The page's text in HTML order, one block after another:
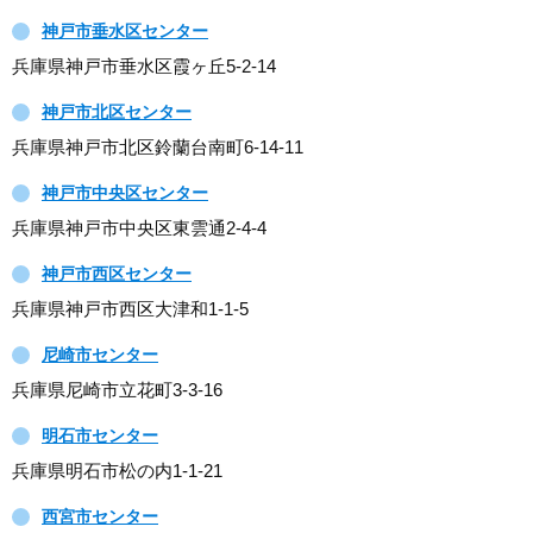
神戸市垂水区センター
兵庫県神戸市垂水区霞ヶ丘5-2-14
神戸市北区センター
兵庫県神戸市北区鈴蘭台南町6-14-11
神戸市中央区センター
兵庫県神戸市中央区東雲通2-4-4
神戸市西区センター
兵庫県神戸市西区大津和1-1-5
尼崎市センター
兵庫県尼崎市立花町3-3-16
明石市センター
兵庫県明石市松の内1-1-21
西宮市センター